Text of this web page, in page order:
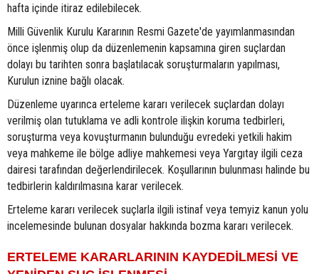
hafta içinde itiraz edilebilecek.
Milli Güvenlik Kurulu Kararının Resmi Gazete'de yayımlanmasından
önce işlenmiş olup da düzenlemenin kapsamına giren suçlardan
dolayı bu tarihten sonra başlatılacak soruşturmaların yapılması,
Kurulun iznine bağlı olacak.
Düzenleme uyarınca erteleme kararı verilecek suçlardan dolayı
verilmiş olan tutuklama ve adli kontrole ilişkin koruma tedbirleri,
soruşturma veya kovuşturmanın bulunduğu evredeki yetkili hakim
veya mahkeme ile bölge adliye mahkemesi veya Yargıtay ilgili ceza
dairesi tarafından değerlendirilecek. Koşullarının bulunması halinde bu
tedbirlerin kaldırılmasına karar verilecek.
Erteleme kararı verilecek suçlarla ilgili istinaf veya temyiz kanun yolu
incelemesinde bulunan dosyalar hakkında bozma kararı verilecek.
ERTELEME KARARLARININ KAYDEDİLMESİ VE